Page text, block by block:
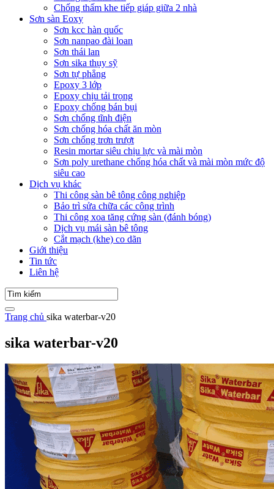
Chống thấm khe tiếp giáp giữa 2 nhà
Sơn sàn Eoxy
Sơn kcc hàn quốc
Sơn nanpao đài loan
Sơn thái lan
Sơn sika thụy sỹ
Sơn tự phẳng
Epoxy 3 lớp
Epoxy chịu tải trọng
Epoxy chống bán bụi
Sơn chống tĩnh điện
Sơn chống hóa chất ăn mòn
Sơn chống trơn trượt
Resin mortar siêu chịu lực và mài mòn
Sơn poly urethane chống hóa chất và mài mòn mức độ
siêu cao
Dịch vụ khác
Thi công sàn bê tông công nghiệp
Bảo trì sửa chữa các công trình
Thi công xoa tăng cứng sàn (đánh bóng)
Dịch vụ mái sàn bê tông
Cắt mạch (khe) co dãn
Giới thiệu
Tin tức
Liên hệ
Trang chủ sika waterbar-v20
sika waterbar-v20